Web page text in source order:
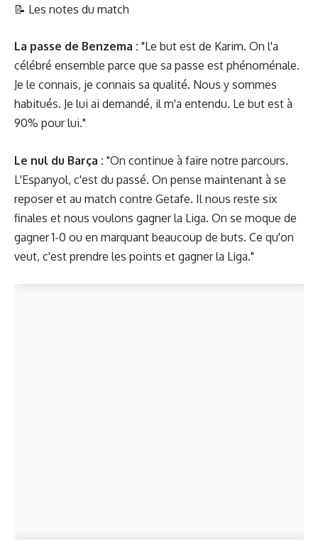
📝 Les notes du match
La passe de Benzema : "Le but est de Karim. On l'a
célébré ensemble parce que sa passe est phénoménale.
Je le connais, je connais sa qualité. Nous y sommes
habitués. Je lui ai demandé, il m'a entendu. Le but est à
90% pour lui."
Le nul du Barça : "On continue à faire notre parcours.
L'Espanyol, c'est du passé. On pense maintenant à se
reposer et au match contre Getafe. Il nous reste six
finales et nous voulons gagner la Liga. On se moque de
gagner 1-0 ou en marquant beaucoup de buts. Ce qu'on
veut, c'est prendre les points et gagner la Liga."